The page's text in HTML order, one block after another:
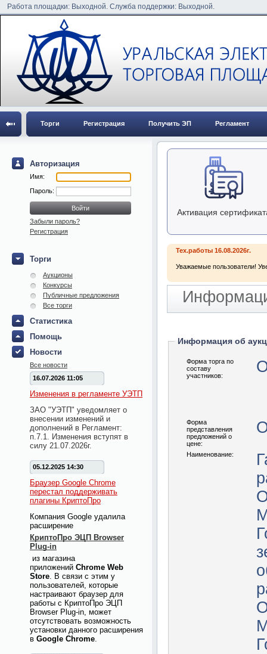
Работа площадки: Выходной. Служба поддержки: Выходной.
Торги Регистрация Получить ЭП Регламент
Авторизация
Имя:
Пароль:
Забыли пароль?
Регистрация
Торги
Аукционы
Конкурсы
Публичные предложения
Все торги
Статистика
Помощь
Новости
Все новости
16.07.2026 11:05
Изменения в регламенте УЭТП
ЗАО "УЭТП" уведомляет о
внесении изменений и
дополнений в Регламент:
п.7.1. Изменения вступят в
силу 21.07.2026г.
05.12.2025 14:30
Браузер Google Chrome
перестал поддерживать
плагины КриптоПро
Компания Google удалила
расширение
КриптоПро ЭЦП Browser
Plug-in
из магазина
приложений Chrome Web
Store. В связи с этим у
пользователей, которые
настраивают браузер для
работы с КриптоПро ЭЦП
Browser Plug-in, может
отсутствовать возможность
установки данного расширения
в Google Chrome.
Активация
Тех.работы 16.08.2026г.
Уважаемые пользователи!
Информация об
Форма торга по
составу
участников:
Форма
представления
предложений о
цене:
Наименование: